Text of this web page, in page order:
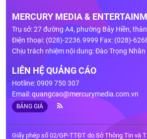
MERCURY MEDIA &
Trụ sở: 27 đường A4, phường Bảy Hiền,
Điện thoại: (028)-2236.9999 Fax: (028)-
Chịu trách nhiệm nội dung: Đào Trọng Nhân
LIÊN HỆ QUẢNG CÁO
Hotline: 0909 750 307
Email:quangcao@mercurymedia.com.vn
BẢNG GIÁ
Giấy phép số 02/GP-TTĐT do Sở Thông Tin và